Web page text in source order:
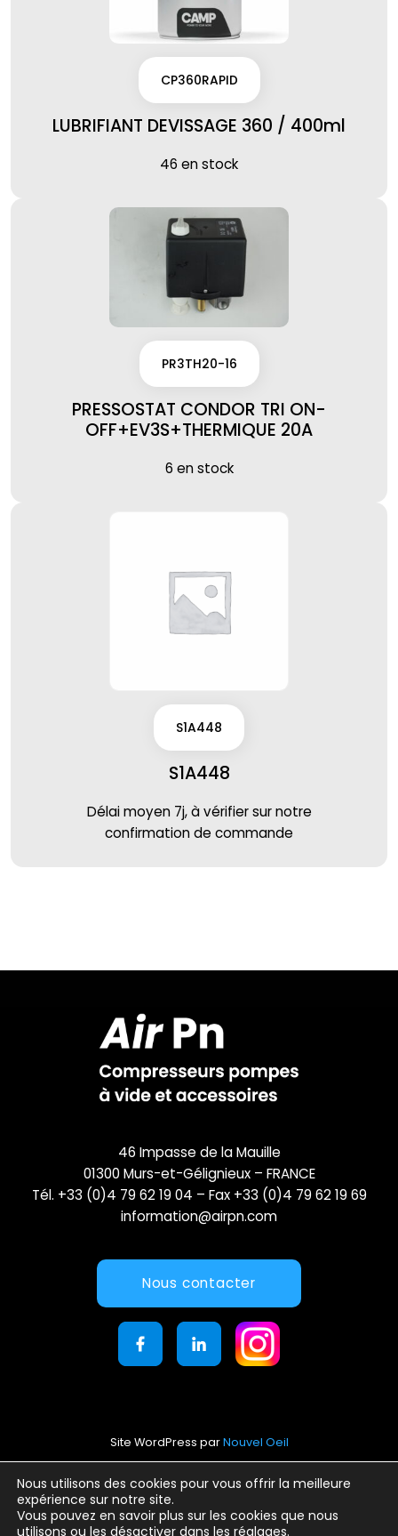
CP360RAPID
LUBRIFIANT DEVISSAGE 360 / 400ml
46 en stock
PR3TH20-16
PRESSOSTAT CONDOR TRI ON-
OFF+EV3S+THERMIQUE 20A
6 en stock
S1A448
S1A448
Délai moyen 7j, à vérifier sur notre
confirmation de commande
Nous utilisons des cookies pour vous offrir la meilleure
expérience sur notre site.
Vous pouvez en savoir plus sur les cookies que nous
utilisons ou les désactiver dans les réglages.
46 Impasse de la Mauille
01300 Murs-et-Gélignieux – FRANCE
Tél. +33 (0)4 79 62 19 04 – Fax +33 (0)4 79 62 19 69
information@airpn.com
Nous contacter
Site WordPress parNouvel Oeil
Mentions légales
Conditions générales d’utilisation
Politique de confidentialité